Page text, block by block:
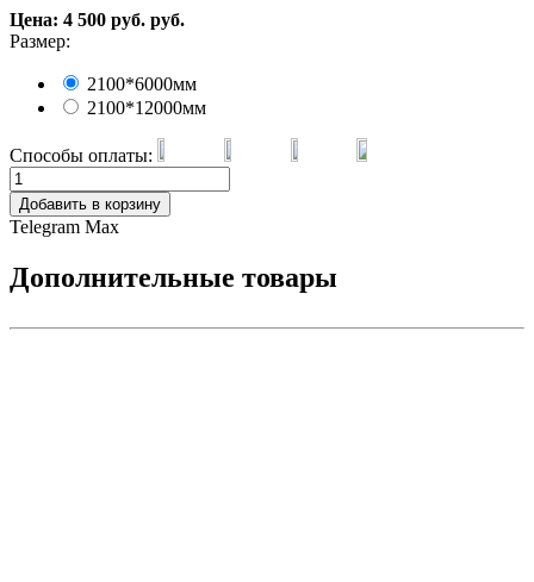
Цена: 4 500 руб. руб.
Размер:
2100*6000мм
2100*12000мм
Способы оплаты:
Добавить в корзину
Telegram Max
Дополнительные товары